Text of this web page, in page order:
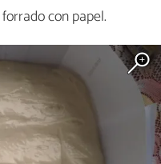
forrado con papel.